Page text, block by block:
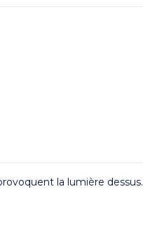
la lumière dessus.